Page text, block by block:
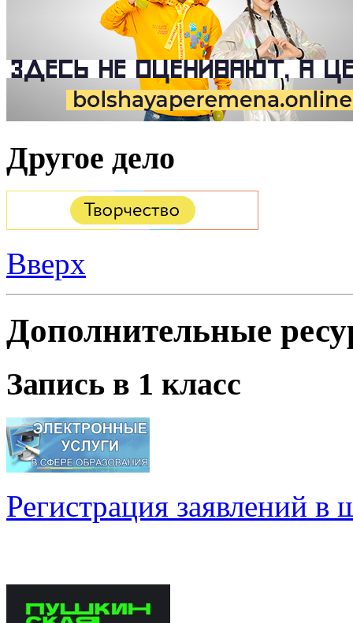
Другое дело
Вверх
Дополнительные
Запись в 1 класс
Регистрация заявлений в